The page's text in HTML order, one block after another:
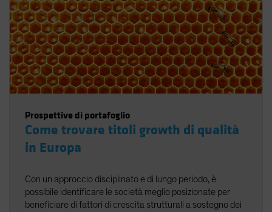
Prospettive di portafoglio
Come trovare titoli growth di qualità
in Europa
Con un approccio disciplinato e di lungo periodo, è
possibile identificare le società meglio posizionate per
beneficiare di fattori di crescita strutturali a sostegno dei